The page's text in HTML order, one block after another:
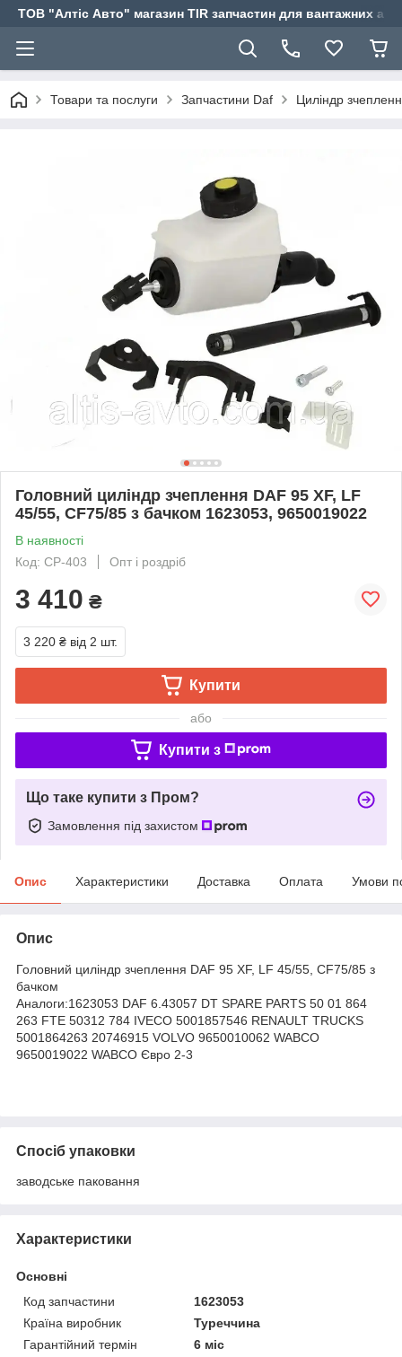
ТОВ "Алтіс Авто" магазин TIR запчастин для вантажних
Товари та послуги Запчастини Daf Циліндр
Головний циліндр зчеплення DAF 95 XF, LF
45/55, CF75/85 з бачком 1623053, 9650019022
В наявності
Код: CP-403
Опт і роздріб
3 410 ₴
3 220 ₴ від 2 шт.
Купити
або
Купити з
Що таке купити з Пром?
Замовлення під захистом
Опис Характеристики Доставка Оплата Умови
Опис
Головний циліндр зчеплення DAF 95 XF, LF 45/55, CF75/85 з
бачком
Аналоги:1623053 DAF 6.43057 DT SPARE PARTS 50 01 864
263 FTE 50312 784 IVECO 5001857546 RENAULT TRUCKS
5001864263 20746915 VOLVO 9650010062 WABCO
9650019022 WABCO Євро 2-3
Спосіб упаковки
заводське паковання
Характеристики
Основні
Код запчастини
1623053
Країна виробник
Туреччина
Гарантійний термін
6 міс